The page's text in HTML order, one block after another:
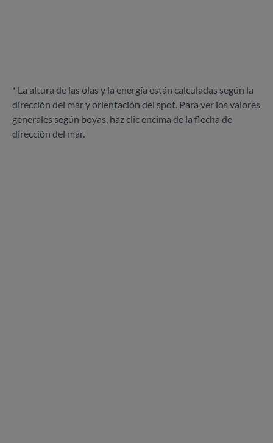
* La altura de las olas y la energía están calculadas según la
dirección del mar y orientación del spot. Para ver los valores
generales según boyas, haz clic encima de la flecha de
dirección del mar.